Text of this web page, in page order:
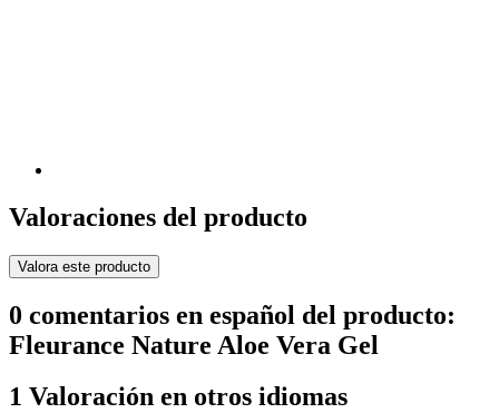
Valoraciones del producto
Valora este producto
0 comentarios en español del producto:
Fleurance Nature Aloe Vera Gel
1 Valoración en otros idiomas